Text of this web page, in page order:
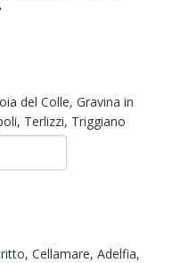
del Colle, Gravina in
Terlizzi, Triggiano
Cellamare, Adelfia,